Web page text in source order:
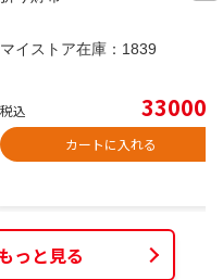
マイストア在庫： 1839
税込 33000
カートに入れる
っと見る